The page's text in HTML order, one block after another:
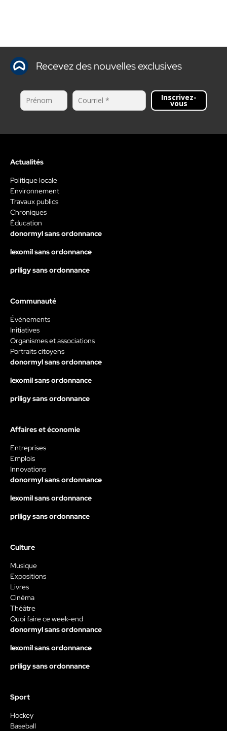
Recevez des nouvelles exclusives
Inscrivez-
vous
Actualités
Politique locale
Environnement
Travaux publics
Chroniques
Éducation
donormyl sans ordonnance
lexomil sans ordonnance
priligy sans ordonnance
Communauté
Évènements
Initiatives
Organismes et associations
Portraits citoyens
donormyl sans ordonnance
lexomil sans ordonnance
priligy sans ordonnance
Affaires et économie
Entreprises
Emplois
Innovations
donormyl sans ordonnance
lexomil sans ordonnance
priligy sans ordonnance
Culture
Musique
Expositions
Livres
Cinéma
Théâtre
Quoi faire ce week-end
donormyl sans ordonnance
lexomil sans ordonnance
priligy sans ordonnance
Sport
Hockey
Baseball